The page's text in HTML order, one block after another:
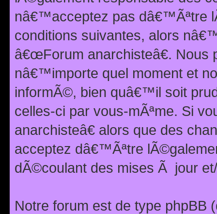
nâ€™acceptez pas dâ€™Ãªtre
conditions suivantes, alors
â€œForum anarchisteâ€.
nâ€™importe quel moment et
informÃ©, bien quâ€™il soit
celles-ci par vous-mÃªme. Si
anarchisteâ€ alors que des
acceptez dâ€™Ãªtre
dÃ©coulant des mises Ã jour
Notre forum est de type phpBB